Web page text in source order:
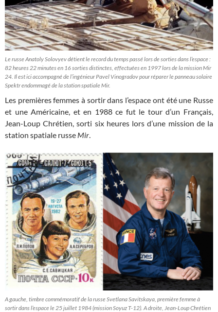
Le russe Anatoly Solovyev détient le record du temps passé lors de sorties dans l’espace :
82 heures 22 minutes en 16 sorties distinctes, effectuées en 1997 lors de la mission Mir
24. Il est ici accompagné de l’ingénieur Pavel Vinogradov pour réparer le panneau solaire
Spektr endommagé de la station spatiale Mir.
Les premières femmes à sortir dans l’espace ont été une Russe
et une Américaine, et en 1988 ce fut le tour d’un Français,
Jean-Loup Chrétien, sorti six heures lors d’une mission de la
station spatiale russe Mir.
A gauche, timbre commémoratif de la russe Svetlana Savitskaya, première femme à
sortir dans l’espace le 25 juillet 1984 (mission Soyuz T-12). A droite, Jean-Loup Chrétien